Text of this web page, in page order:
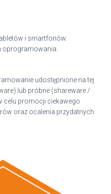
i smartfonów.
oprogramowania.
udostępnione na tej
lub próbne (shareware /
celu promocji ciekawego
oraz ocalenia przydatnych